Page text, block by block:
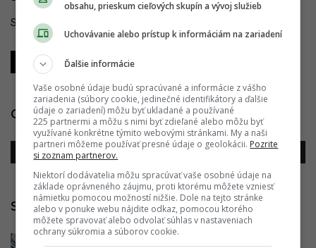
Sledujte YIM.BA na
Zdieľať Zdieľať
Galéria
Súvisiace články
obsahu, prieskum cieľových skupín a vývoj služieb
Uchovávanie alebo prístup k informáciám na zariadení
Ďalšie informácie
Vaše osobné údaje budú spracúvané a informácie z vášho
zariadenia (súbory cookie, jedinečné identifikátory a ďalšie
údaje o zariadení) môžu byť ukladané a používané
225 partnermi a môžu s nimi byť zdieľané alebo môžu byť
využívané konkrétne týmito webovými stránkami. My a naši
partneri môžeme používať presné údaje o geolokácii. Pozrite
si zoznam partnerov.
Niektorí dodávatelia môžu spracúvať vaše osobné údaje na
základe oprávneného záujmu, proti ktorému môžete vzniesť
námietku pomocou možností nižšie. Dole na tejto stránke
alebo v ponuke webu nájdite odkaz, pomocou ktorého
môžete spravovať alebo odvolať súhlas v nastaveniach
ochrany súkromia a súborov cookie.